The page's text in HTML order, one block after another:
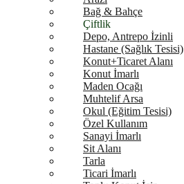
Bağ & Bahçe
Çiftlik
Depo, Antrepo İzinli
Hastane (Sağlık Tesisi)
Konut+Ticaret Alanı
Konut İmarlı
Maden Ocağı
Muhtelif Arsa
Okul (Eğitim Tesisi)
Özel Kullanım
Sanayi İmarlı
Sit Alanı
Tarla
Ticari İmarlı